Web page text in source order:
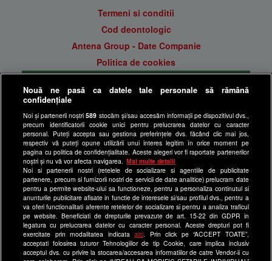
Termeni si conditii
Cod deontologic
Antena Group - Date Companie
Politica de cookies
Politica de confidentialitate
Anunturi gratuite pe Lajumate.ro
Ultimele Stiri
Program Happy Channel
Echipa editorială
Site-uri Antena Group
a1.ro
antenastars.ro
as.ro
catine.ro
Nouă ne pasă ca datele tale personale să rămână
confidențiale
Noi și partenerii noștri589 stocăm și/sau accesăm informații pe dispozitivul dvs.,
precum identificatorii cookie unici pentru prelucrarea datelor cu caracter
personal. Puteți accepta sau gestiona preferințele dvs. făcând clic mai jos,
respectiv vă puteți opune utilizării unui interes legitim în orice moment pe
pagina cu politica de confidențialitate. Aceste alegeri vor fi raportate partenerilor
noștri și nu vă vor afecta navigarea.
Mai multe detalii
Noi si partenerii nostri (retelele de socializare si agentiile de publicitate
partenere, precum si furnizorii nostri de servicii de date analitice) prelucram date
pentru a permite website-ului sa functioneze, pentru a personaliza continutul si
anunturile publicitare afisate in functie de interesele si/sau profilul dvs., pentru a
va oferi functionalitati aferente retelelor de socializare si pentru a analiza traficul
pe website. Beneficiati de drepturile prevazute de art. 15-22 din GDPR in
legatura cu prelucrarea datelor cu caracter personal. Aceste drepturi pot fi
exercitate prin modalitatea indicataaici . Prin click pe “ACCEPT TOATE”,
acceptati folosirea tuturor Tehnologiilor de tip Cookie, care implica inclusiv
acceptul dvs. cu privire la stocarea/accesarea informatiilor de catre Vendor-ii cu